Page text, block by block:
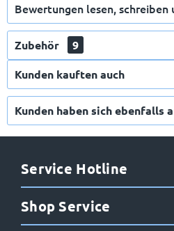
Bewertungen lesen, schreiben
Zubehör
9
Kunden kauften auch
Kunden haben sich ebenfalls
E-Mail
Service Hotline
Shop Service